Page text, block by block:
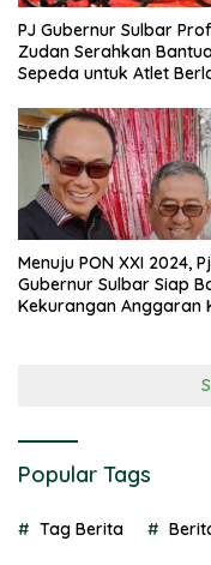
PJ Gubernur Sulbar Prof
Zudan Serahkan
Sepeda untuk Atlet
Menuju PON XXI 2024, Pj
Gubernur Sulbar Siap
Kekurangan Anggaran
Popular Tags
Tag Berita